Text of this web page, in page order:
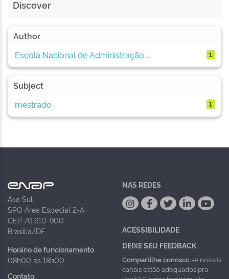
Discover
Author
Escola Nacional de Administração ...
1
Subject
mestrado
1
Asa Sul
SPO Área Especial 2-A
CEP 70.610-900
Brasília/DF
Horário de funcionamento
08h00 às 18h00
Contato
NAS REDES
ACESSIBILIDADE
DEIXE SEU FEEDBACK
Compartilhe conoscose nossos
canais estão adequados pra